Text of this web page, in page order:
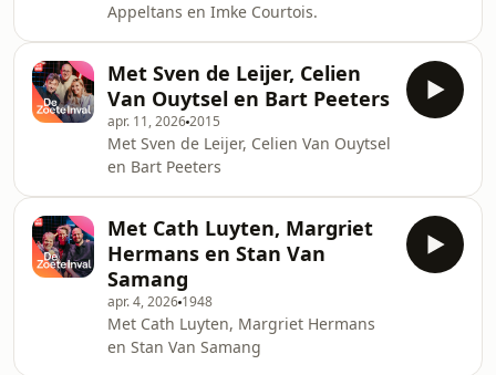
Appeltans en Imke Courtois.
Met Sven de Leijer, Celien
Van Ouytsel en Bart Peeters
apr. 11, 20262015
Met Sven de Leijer, Celien Van Ouytsel
en Bart Peeters
Met Cath Luyten, Margriet
Hermans en Stan Van
Samang
apr. 4, 2026 1948
Met Cath Luyten, Margriet Hermans
en Stan Van Samang